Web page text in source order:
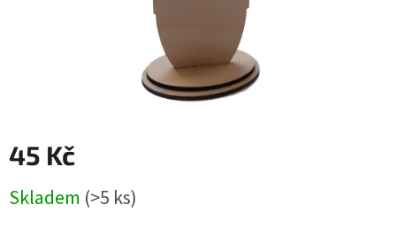
45 Kč
cena:
Skladem (>5 ks)